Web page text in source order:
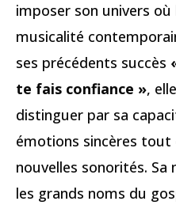
imposer son univers
musicalité
ses précédents succès
te fais confiance »,
distinguer par sa
émotions sincères tout
nouvelles sonorités.
les grands noms du